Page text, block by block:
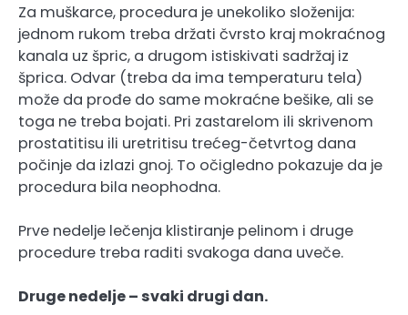
Za muškarce, procedura je unekoliko složenija:
jednom rukom treba držati čvrsto kraj mokraćnog
kanala uz špric, a drugom istiskivati sadržaj iz
šprica. Odvar (treba da ima temperaturu tela)
može da prođe do same mokraćne bešike, ali se
toga ne treba bojati. Pri zastarelom ili skrivenom
prostatitisu ili uretritisu trećeg-četvrtog dana
počinje da izlazi gnoj. To očigledno pokazuje da je
procedura bila neophodna.
Prve nedelje lečenja klistiranje pelinom i druge
procedure treba raditi svakoga dana uveče.
Druge nedelje – svaki drugi dan.